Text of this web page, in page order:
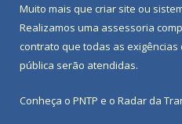
Muito mais que criar site ou
Realizamos uma assessoria
contrato que todas as exigências
pública serão atendidas.
Conheça o PNTP e o Radar da